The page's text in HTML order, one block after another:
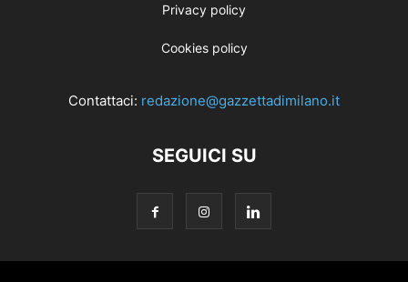
Privacy policy
Cookies policy
Contattaci: redazione@gazzettadimilano.it
SEGUICI SU